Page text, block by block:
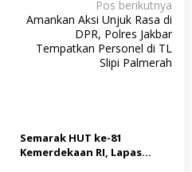
Pos berikutnya
Amankan Aksi Unjuk Rasa di
DPR, Polres Jakbar
Tempatkan Personel di TL
Slipi Palmerah
Semarak HUT ke-81
Kemerdekaan RI, Lapas